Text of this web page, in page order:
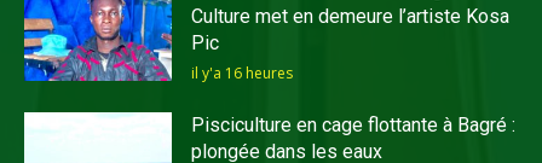
Culture met en demeure l’artiste Kosa
Pic
il y'a 16 heures
Pisciculture en cage flottante à Bagré :
plongée dans les eaux